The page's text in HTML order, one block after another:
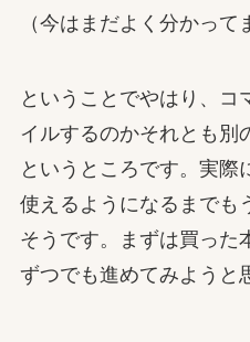
（今はまだよく分かって
ということでやはり、コ
イルするのかそれとも別
というところです。実際
使えるようになるまでも
そうです。まずは買った
ずつでも進めてみようと